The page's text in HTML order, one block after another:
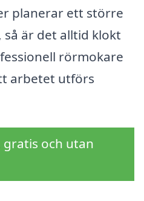
planerar ett större
är det alltid klokt
rörmokare
arbetet utförs
gratis och utan